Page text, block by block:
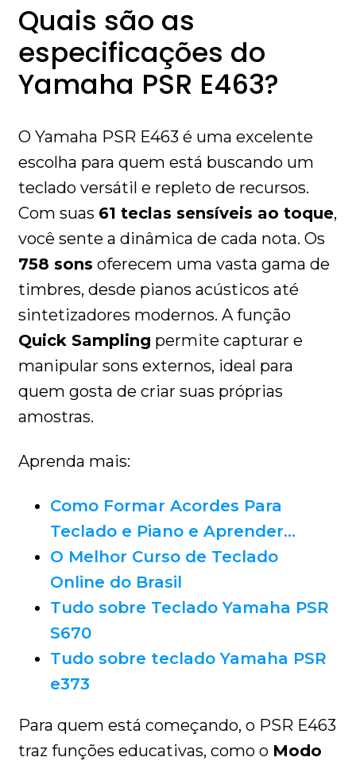
Quais são as
especificações do
Yamaha PSR E463?
O Yamaha PSR E463 é uma excelente
escolha para quem está buscando um
teclado versátil e repleto de recursos.
Com suas 61 teclas sensíveis ao toque,
você sente a dinâmica de cada nota. Os
758 sons oferecem uma vasta gama de
timbres, desde pianos acústicos até
sintetizadores modernos. A função
Quick Sampling permite capturar e
manipular sons externos, ideal para
quem gosta de criar suas próprias
amostras.
Aprenda mais:
Como Formar Acordes Para
Teclado e Piano e Aprender…
O Melhor Curso de Teclado
Online do Brasil
Tudo sobre Teclado Yamaha PSR
S670
Tudo sobre teclado Yamaha PSR
e373
Para quem está começando, o PSR E463
traz funções educativas, como o Modo